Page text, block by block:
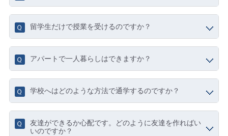
留学生だけで授業を受けるのですか？
アパートで一人暮らしはできますか？
学校へはどのような方法で通学するのですか？
友達ができるか心配です。どのように友達を作ればい
いのですか？